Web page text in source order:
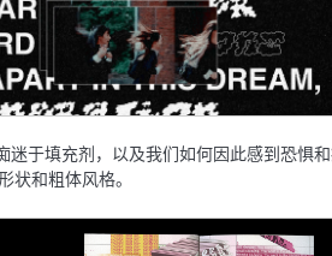
于填充剂，以及我们如何因此感到恐惧
状和粗体⻛格。